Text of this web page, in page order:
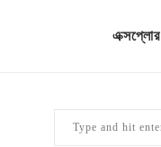
এক্সপ্লোর